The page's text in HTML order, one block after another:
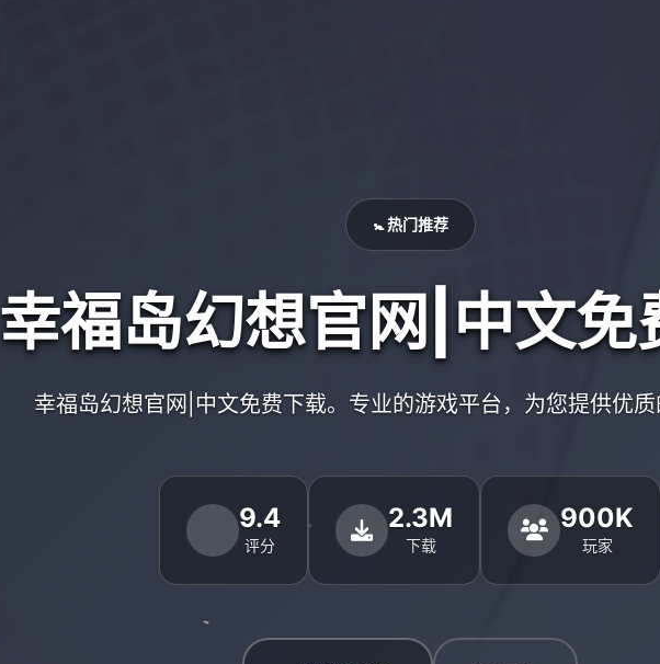
🚼 热门推荐
幸福岛幻想官网|中文免
幸福岛幻想官网|中文免费下载。专业的游戏平台，为您提供优质
9.4
评分
2.3M
下载
900K
玩家